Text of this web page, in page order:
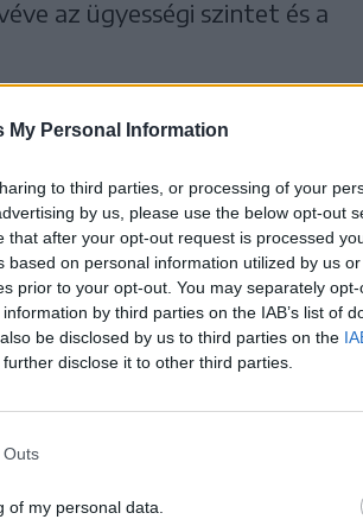
My Personal Information
to third parties, or processing of your
by us, please use the below opt-out
that after your opt-out request is processed
based on personal information utilized by us
prior to your opt-out. You may separately
by third parties on the IAB’s list of
be disclosed by us to third parties on the
disclose it to other third parties.
Outs
of my personal data.
az ügyességi szintet és a
szerveztek, vagyis
mentek, állatkertet
Hunor hangsúlyozta, a
a mobiltelefonokat,
dézsázással zárták,
a kilenc dobogós olyan
mivel az edzők
a nyereményen.
ítélik, ráadásul ugyanott
klub ifjúsági játékosát
létrejöttét